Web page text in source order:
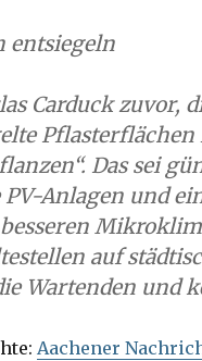
entsiegeln
Carduck zuvor,
Das sei
PV-Anlagen und
auf
Wartenden und
Aachener